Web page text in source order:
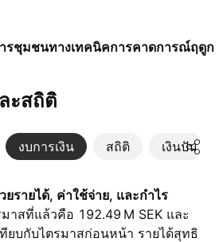
รชุมชนทางเทคนิคการคาดการณ์ฤดูก
ะสถิติ
งบการเงิน สถิติ เงินปันผล
ยรายได้, ค่าใช้จ่าย, และกำไร
าสที่แล้วคือ ‪192.49 M‬ SEK และ
ยบกับไตรมาสก่อนหน้า รายได้สุทธิ